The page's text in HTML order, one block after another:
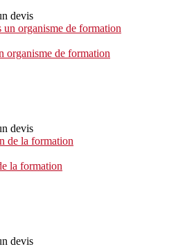
devis
organisme de formation
devis
la formation
devis